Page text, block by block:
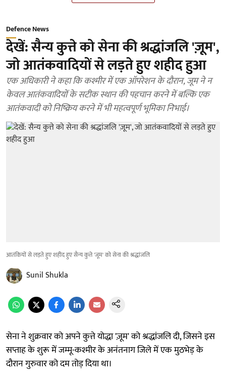
Defence News
देखें: सैन्य कुत्ते को सेना की श्रद्धांजलि 'ज़ूम',
जो आतंकवादियों से लड़ते हुए शहीद हुआ
एक अधिकारी ने कहा कि कश्मीर में एक ऑपरेशन के दौरान, जूम ने न
केवल आतंकवादियों के सटीक स्थान की पहचान करने में बल्कि एक
आतंकवादी को निष्क्रिय करने में भी महत्वपूर्ण भूमिका निभाई।
आतंकियों से लड़ते हुए शहीद हुए सैन्य कुत्ते 'जूम' को सेना की श्रद्धांजलि
Sunil Shukla
सेना ने शुक्रवार को अपने कुत्ते योद्धा 'ज़ूम' को श्रद्धांजलि दी, जिसने इस
सप्ताह के शुरू में जम्मू-कश्मीर के अनंतनाग जिले में एक मुठभेड़ के
दौरान गुरुवार को दम तोड़ दिया था।